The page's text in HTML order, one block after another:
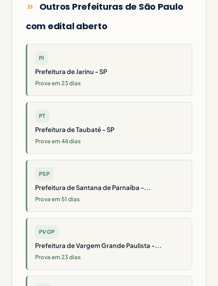
Outros Prefeituras de São Paulo
com edital aberto
PJ
Prefeitura de Jarinu - SP
Prova em 23 dias
PT
Prefeitura de Taubaté - SP
Prova em 44 dias
PSP
Prefeitura de Santana de Parnaíba -...
Prova em 51 dias
PVGP
Prefeitura de Vargem Grande Paulista -...
Prova em 23 dias